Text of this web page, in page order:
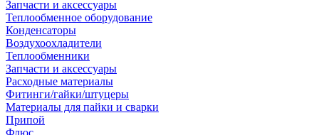
Запчасти и аксессуары
Теплообменное оборудование
Конденсаторы
Воздухоохладители
Теплообменники
Запчасти и аксессуары
Расходные материалы
Фитинги/гайки/штуцеры
Материалы для пайки и сварки
Припой
Флюс